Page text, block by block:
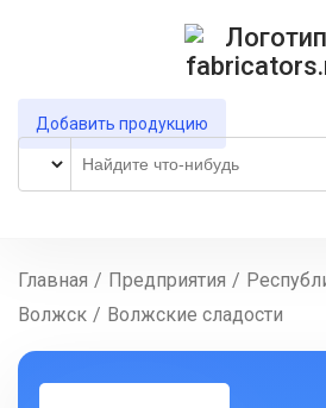
Добавить продукцию
Главная / Предприятия /
Волжск / Волжские сладости